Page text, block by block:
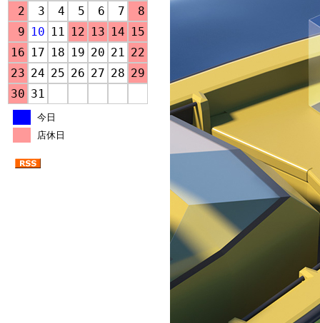
2
3 4 5 6 7
8
9 10 11 12 13 14 15
16 17 18 19 20 21 22
23 24 25 26 27 28 29
30 31
今日
店休日